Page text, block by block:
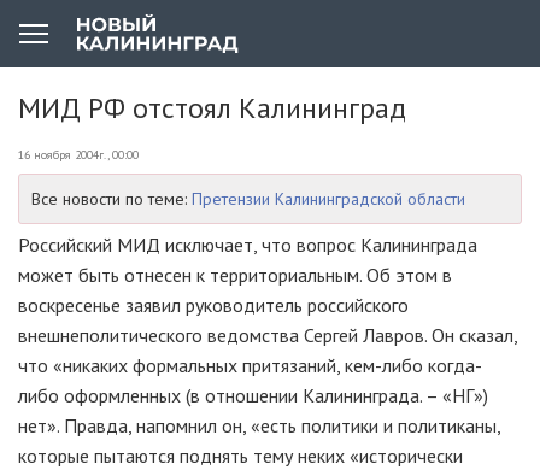
МИД РФ отстоял Калининград
16 ноября 2004г., 00:00
Все новости по теме: Претензии Калининградской области
Российский МИД исключает, что вопрос Калининграда
может быть отнесен к территориальным. Об этом в
воскресенье заявил руководитель российского
внешнеполитического ведомства Сергей Лавров. Он сказал,
что «никаких формальных притязаний, кем-либо когда-
либо оформленных (в отношении Калининграда. – «НГ»)
нет». Правда, напомнил он, «есть политики и политиканы,
которые пытаются поднять тему неких «исторически